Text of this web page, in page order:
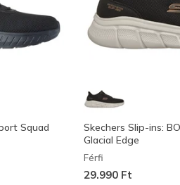
Squad
Skechers Slip-ins:
Glacial Edge
Férfi
29.990 Ft